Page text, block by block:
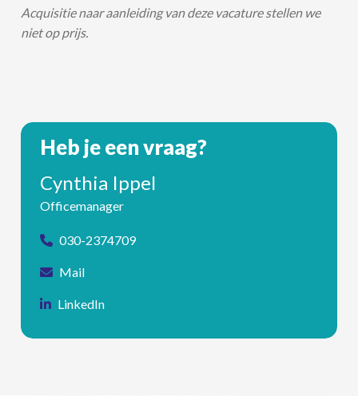
Acquisitie naar aanleiding van deze vacature stellen we
niet op prijs.
Heb je een vraag?
Cynthia Ippel
Officemanager
030-2374709
Mail
LinkedIn